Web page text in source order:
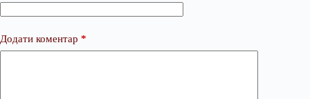
Додати коментар *